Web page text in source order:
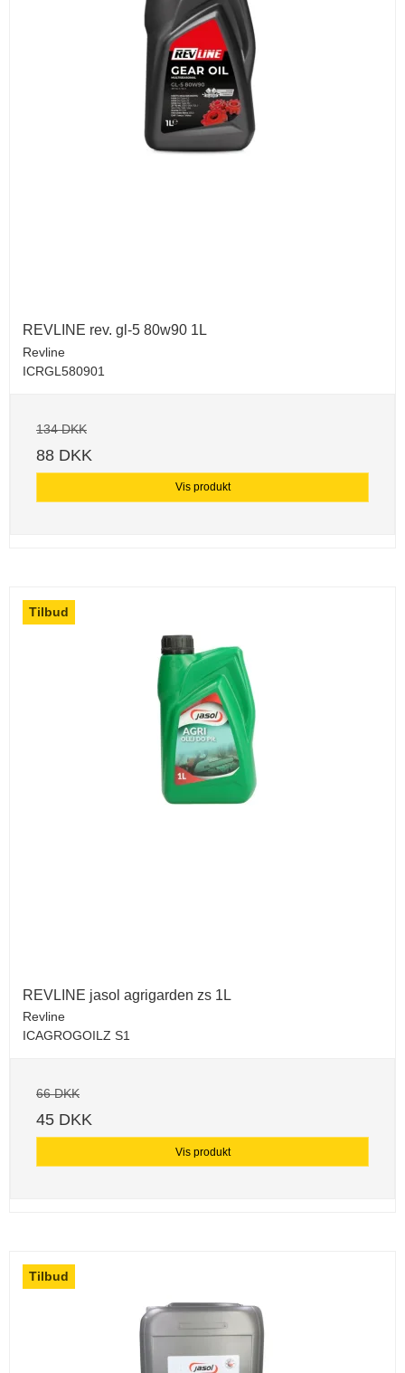
REVLINE rev. gl-5 80w90 1L
Revline
ICRGL580901
134 DKK
88 DKK
Vis produkt
Tilbud
REVLINE jasol agrigarden zs 1L
Revline
ICAGROGOILZ S1
66 DKK
45 DKK
Vis produkt
Tilbud